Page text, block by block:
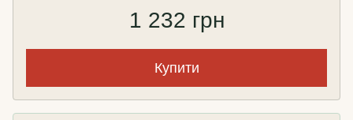
1 232 грн
Купити